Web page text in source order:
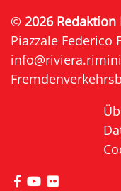
© 2026
Piazzale Federico
die Seite
die Seite
die Seite